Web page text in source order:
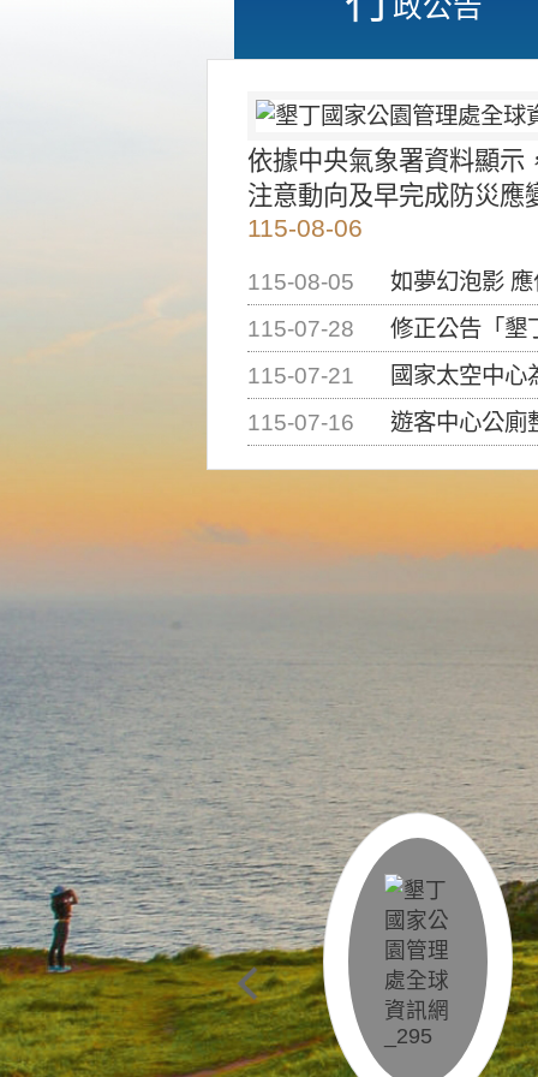
依據中央氣象署資料顯示
注意動向及早完成防災應
115-08-06
115-08-05
如夢幻泡影
115-07-28
修正公告「墾丁國家公
115-07-21
國家太空中心為辦理
115-07-16
遊客中心公廁